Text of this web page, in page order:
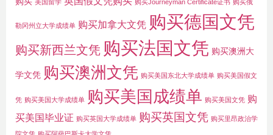
美国留学 购买Journeyman Certificate证书 购买俄
勒冈州立大学成绩单 购买加拿大文凭 购买德国文凭
购买新西兰文凭 购买法国文凭 购买澳洲大
学文凭 购买澳洲文凭 购买美国东北大学成绩单 购买美国假文
凭 购买美国大学成绩单 购买美国成绩单 购买美国文凭 购
买美国毕业证 购买英国大学成绩单 购买英国文凭 购买里昂政治学
院文凭 购买阿萨巴斯卡大学文凭